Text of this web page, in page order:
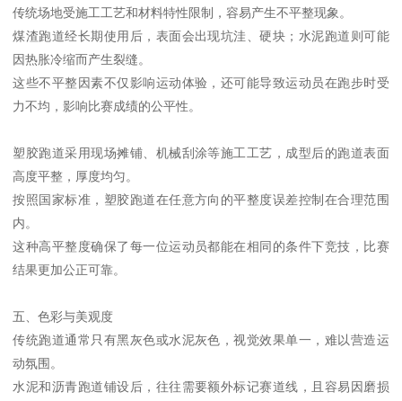
传统场地受施工工艺和材料特性限制，容易产生不平整现象。
煤渣跑道经长期使用后，表面会出现坑洼、硬块；水泥跑道则可能
因热胀冷缩而产生裂缝。
这些不平整因素不仅影响运动体验，还可能导致运动员在跑步时受
力不均，影响比赛成绩的公平性。
塑胶跑道采用现场摊铺、机械刮涂等施工工艺，成型后的跑道表面
高度平整，厚度均匀。
按照国家标准，塑胶跑道在任意方向的平整度误差控制在合理范围
内。
这种高平整度确保了每一位运动员都能在相同的条件下竞技，比赛
结果更加公正可靠。
五、色彩与美观度
传统跑道通常只有黑灰色或水泥灰色，视觉效果单一，难以营造运
动氛围。
水泥和沥青跑道铺设后，往往需要额外标记赛道线，且容易因磨损